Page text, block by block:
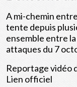
A mi-chemin
tente depuis
ensemble entre
attaques du 7
Reportage vidéo
Lien officiel